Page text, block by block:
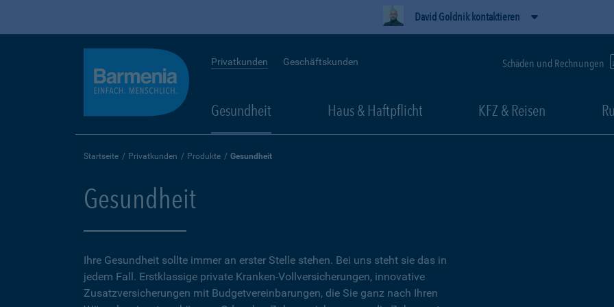
David Goldnik kontaktieren
Privatkunden Geschäftskunden Schäden und Rechnungen
Gesundheit Haus & Haftpflicht KFZ & Reisen
Startseite Privatkunden Produkte Gesundheit
Gesundheit
Ihre Gesundheit sollte immer an erster Stelle stehen. Bei uns steht sie das in
jedem Fall. Erstklassige private Kranken-Vollversicherungen, innovative
Zusatzversicherungen mit Budgetvereinbarungen, die Sie ganz nach Ihren